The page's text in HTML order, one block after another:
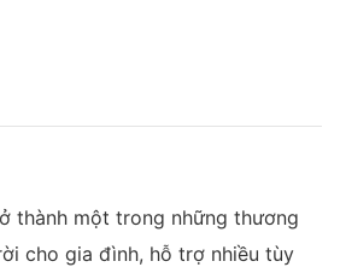
thành một trong những thương
cho gia đình, hỗ trợ nhiều tùy